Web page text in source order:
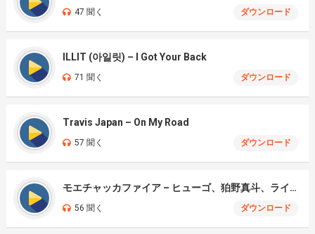
47 聞く ダウンロード
ILLIT (아일릿) – I Got Your Back
71 聞く ダウンロード
Travis Japan – On My Road
57 聞く ダウンロード
モエチャッカファイア – ヒューゴ、狛野真斗、ライト、セヴェリアン (Cover )
56 聞く ダウンロード